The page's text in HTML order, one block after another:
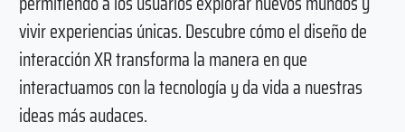
vivir experiencias únicas. Descubre cómo el diseño de
interacción XR transforma la manera en que
interactuamos con la tecnología y da vida a nuestras
ideas más audaces.